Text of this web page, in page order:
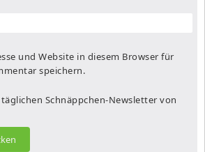
und Website in diesem Browser für
speichern.
Schnäppchen-Newsletter von